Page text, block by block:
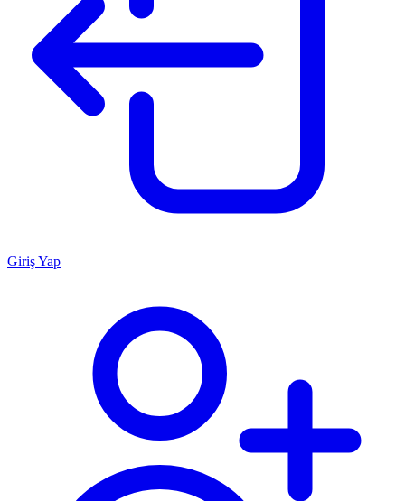
Giriş Yap